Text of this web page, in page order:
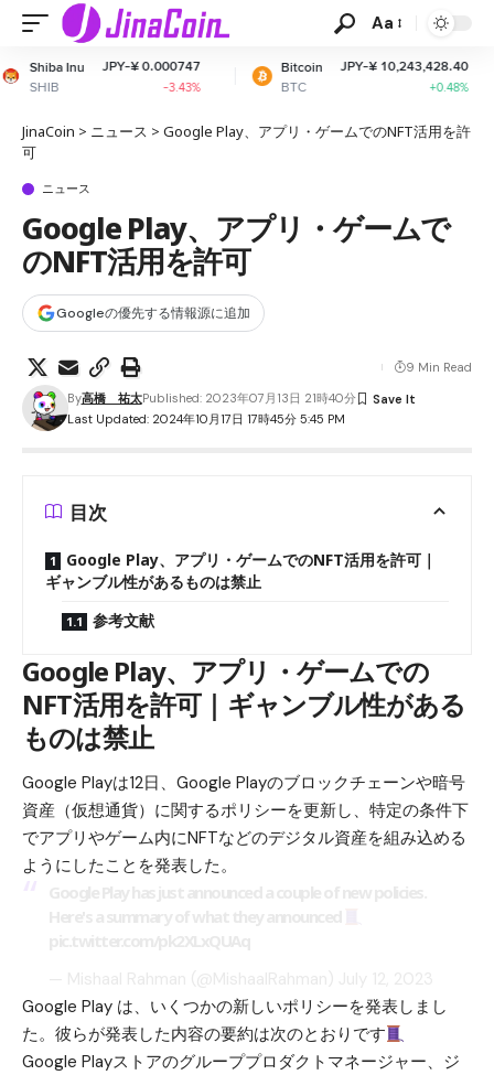
Aa
¥ 0.000747
-3.43%
Bitcoin
BTC
JPY-¥ 10,243,428.40
Ethereum
ETH
JinaCoin > ニュース > Google Play、アプリ・ゲームでのNFT活用を許
可
ニュース
Google Play、アプリ・ゲームで
のNFT活用を許可
Googleの優先する情報源に追加
Last Updated: 2024年10月17日 17時45分 5:45 PM
By高橋 祐太Published: 2023年07月13日 21時40分
9 Min Read
目次
Google Play、アプリ・ゲームでのNFT活用を許可｜
ギャンブル性があるものは禁止
参考文献
Google Play、アプリ・ゲームでの
NFT活用を許可｜ギャンブル性がある
ものは禁止
Google Playは12日、Google Playのブロックチェーンや暗号
資産（仮想通貨）に関するポリシーを更新し、特定の条件下
でアプリやゲーム内にNFTなどのデジタル資産を組み込める
ようにしたことを発表した。
Google Play は、いくつかの新しいポリシーを発表しまし
た。彼らが発表した内容の要約は次のとおりです
Google Playストアのグループプロダクトマネージャー、ジ